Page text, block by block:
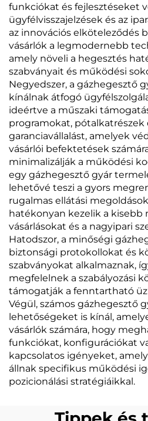
funkciókat és fejlesztéseket
ügyfélvisszajelzések és az
az innovációs elköteleződés
vásárlók a legmodernebb
amely növeli a hegesztés
szabványait és működési
Negyedszer, a gázhegesztő
kínálnak átfogó
ideértve a műszaki
programokat,
garanciavállalást, amelyek
vásárlói befektetések
minimalizálják a működési
egy gázhegesztő gyár
lehetővé teszi a gyors
rugalmas ellátási
hatékonyan kezelik a kisebb
vásárlásokat és a nagyipari
Hatodszor, a minőségi
biztonsági protokollokat és
szabványokat alkalmaznak,
megfelelnek a szabályozási
támogatják a fenntartható
Végül, számos gázhegesztő
lehetőségeket is kínál,
vásárlók számára, hogy
funkciókat, konfigurációkat
kapcsolatos igényeket,
állnak specifikus működési
pozicionálási stratégiáikkal.